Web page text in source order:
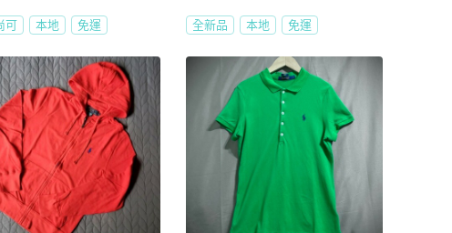
可 本地 免運 全新品 本地 免運